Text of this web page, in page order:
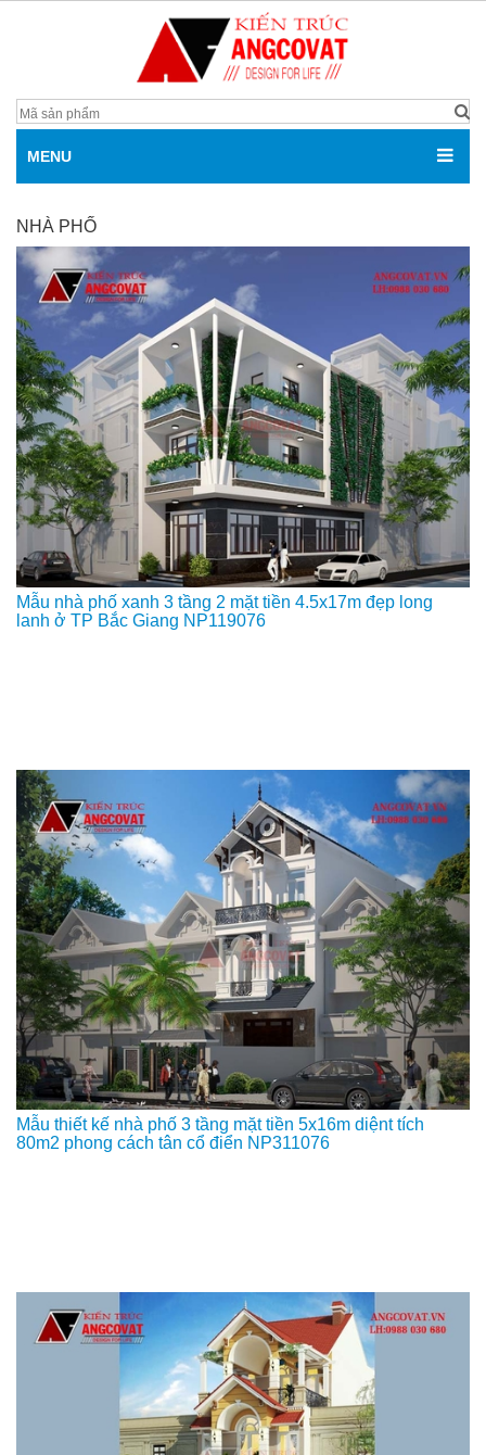
MENU
NHÀ PHỐ
Mẫu nhà phố xanh 3 tầng 2 mặt tiền 4.5x17m đẹp long
lanh ở TP Bắc Giang NP119076
Mẫu thiết kế nhà phố 3 tầng mặt tiền 5x16m diệnt tích
80m2 phong cách tân cổ điển NP311076